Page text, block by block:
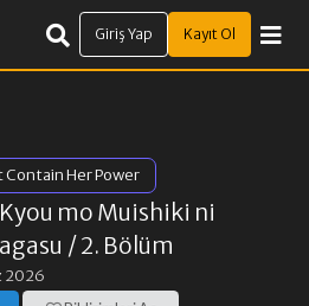
Giriş Yap Kayıt Ol
Her Power
mo Muishiki ni
/ 2. Bölüm
2026